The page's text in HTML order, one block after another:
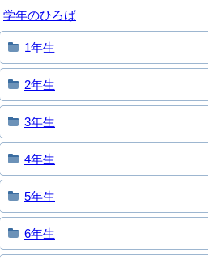
学年のひろば
1年生
2年生
3年生
4年生
5年生
6年生